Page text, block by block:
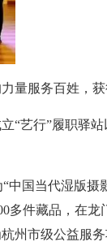
量服务百姓，获
“艺行”履职驿
国当代湿版摄
多件藏品，在龙
州市级公益服